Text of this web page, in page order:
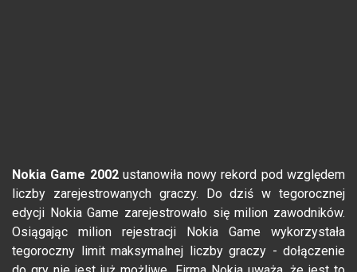
Nokia Game 2002ustanowiła nowy rekord pod względem
liczby zarejestrowanych graczy. Do dziś w tegorocznej
edycji Nokia Game zarejestrowało się milion zawodników.
Osiągając milion rejestracji Nokia Game wykorzystała
tegoroczny limit maksymalnej liczby graczy - dołączenie